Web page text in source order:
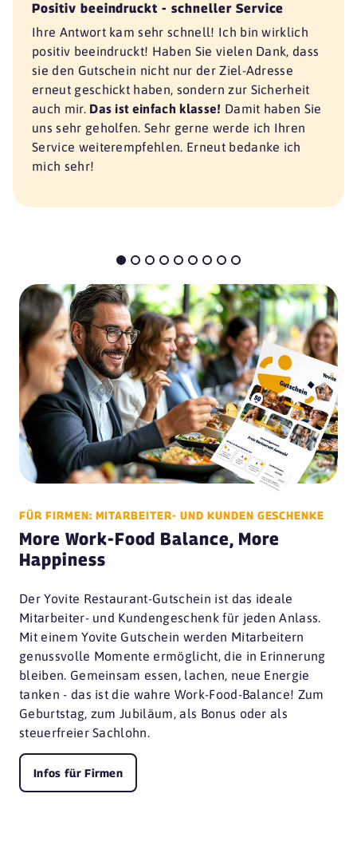
Positiv beeindruckt - schneller Service
Ihre Antwort kam sehr schnell! Ich bin wirklich
positiv beeindruckt! Haben Sie vielen Dank, dass
sie den Gutschein nicht nur der Ziel-Adresse
erneut geschickt haben, sondern zur Sicherheit
auch mir. Das ist einfach klasse! Damit haben Sie
uns sehr geholfen. Sehr gerne werde ich Ihren
Service weiterempfehlen. Erneut bedanke ich
mich sehr!
FÜR FIRMEN: MITARBEITER- UND KUNDEN GESCHENKE
More Work-Food Balance, More
Happiness
Der Yovite Restaurant-Gutschein ist das ideale
Mitarbeiter- und Kundengeschenk für jeden Anlass.
Mit einem Yovite Gutschein werden Mitarbeitern
genussvolle Momente ermöglicht, die in Erinnerung
bleiben. Gemeinsam essen, lachen, neue Energie
tanken - das ist die wahre Work-Food-Balance! Zum
Geburtstag, zum Jubiläum, als Bonus oder als
steuerfreier Sachlohn.
Infos für Firmen